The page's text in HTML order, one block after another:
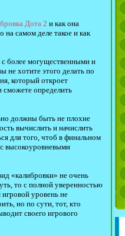
Дота 2 и как она
на самом деле такое и как
с более могущественными и
хотите этого делать по
который откроет
сможете определить
должны быть не плохие
вычислить и начислить
для того, чтоб в финальном
высокоуровневыми
«калибровки» не очень
то с полной уверенностью
уровень не
но по сути, тот, кто
своего игрового